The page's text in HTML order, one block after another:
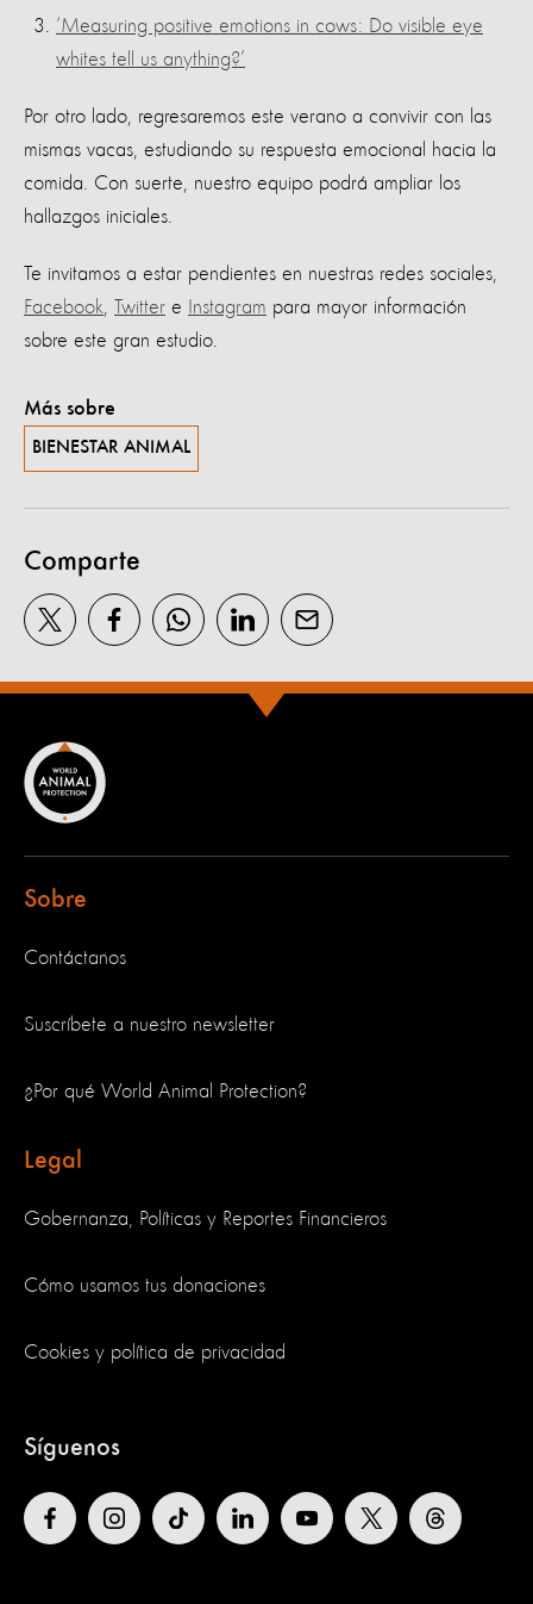
‘Measuring positive emotions in cows: Do visible eye
whites tell us anything?’
Por otro lado, regresaremos este verano a convivir con las
mismas vacas, estudiando su respuesta emocional hacia la
comida. Con suerte, nuestro equipo podrá ampliar los
hallazgos iniciales.
Te invitamos a estar pendientes en nuestras redes sociales,
Facebook Twitter e Instagram para mayor información
sobre este gran estudio.
Más sobre
BIENESTAR ANIMAL
Comparte
Sobre
Contáctanos
Suscríbete a nuestro newsletter
¿Por qué World Animal Protection?
Legal
Gobernanza, Políticas y Reportes Financieros
Cómo usamos tus donaciones
Cookies y política de privacidad
Síguenos